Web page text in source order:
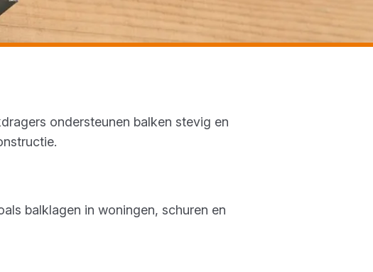
ondersteunen balken stevig en
balklagen in woningen, schuren en